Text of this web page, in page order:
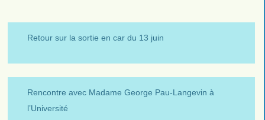
Retour sur la sortie en car du 13 juin
Rencontre avec Madame George Pau-Langevin à
l’Université